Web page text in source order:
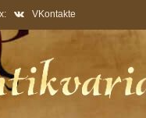
VKontakte